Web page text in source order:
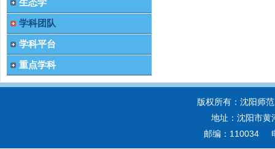
生态学
学科团队
学科平台
重点学科
版权所有：沈阳师
地址：沈阳市黄
邮编：110034